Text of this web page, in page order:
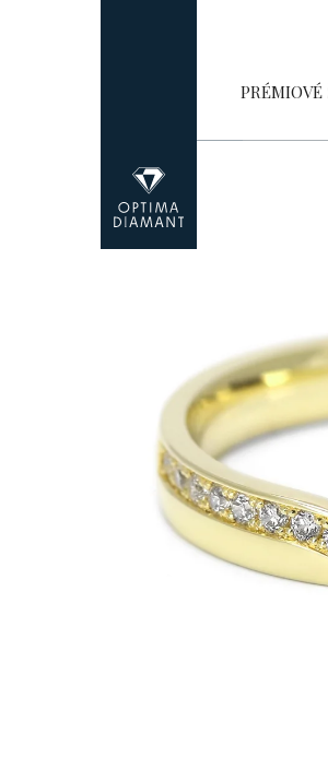
PRÉMIOVÉ